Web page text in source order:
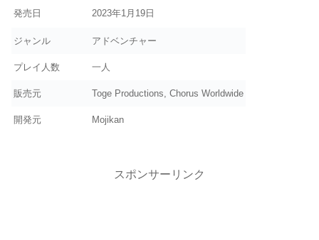
発売日 2023年1月19日
ジャンル アドベンチャー
プレイ人数 一人
販売元 Toge Productions, Chorus Worldwide
開発元 Mojikan
スポンサーリンク